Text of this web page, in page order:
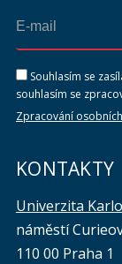
Souhlasím se
souhlasím se
Zpracování
KONTAKTY
Univerzita
náměstí
110 00 Praha 1